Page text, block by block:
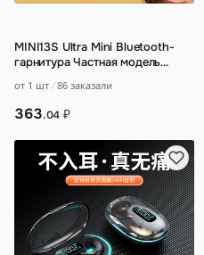
MINI13S Ultra Mini Bluetooth-
гарнитура Частная модель
взрывной м…
от 1 шт 86 заказали
363.04 ₽